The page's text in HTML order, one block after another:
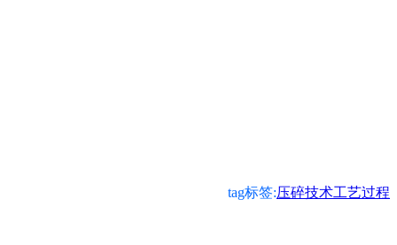
tag标签:压碎技术工艺过程